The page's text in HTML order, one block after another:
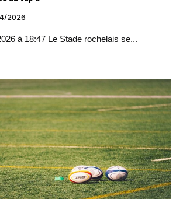
2026
à 18:47 Le Stade rochelais se...